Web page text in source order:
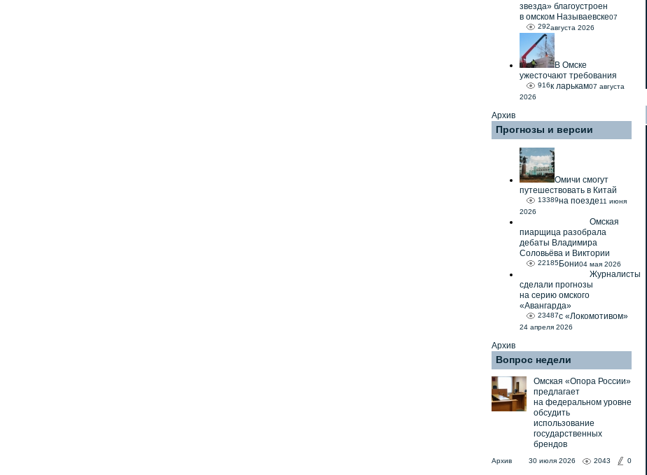
звезда» благоустроен
в омском Называевске
292
07
августа 2026
В Омске
ужесточают требования
к ларькам
916
07 августа
2026
Архив
Прогнозы и версии
Омичи смогут
путешествовать в Китай
на поезде
13389
11 июня
2026
Омская
пиарщица разобрала
дебаты Владимира
Соловьёва и Виктории
Бони
22185 04 мая 2026
Журналисты
сделали прогнозы
на серию омского
«Авангарда»
с «Локомотивом»
23487
24 апреля 2026
Архив
Вопрос недели
Омская «Опора России»
предлагает
на федеральном уровне
обсудить
использование
государственных
брендов
Архив 30 июля 2026 2043 0